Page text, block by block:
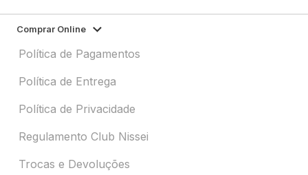
Comprar Online
Política de Pagamentos
Política de Entrega
Política de Privacidade
Regulamento Club Nissei
Trocas e Devoluções